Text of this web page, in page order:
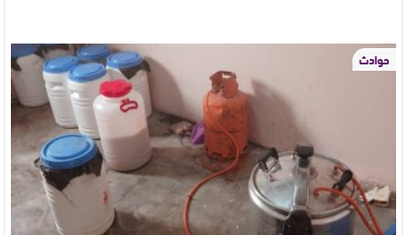
حوادث